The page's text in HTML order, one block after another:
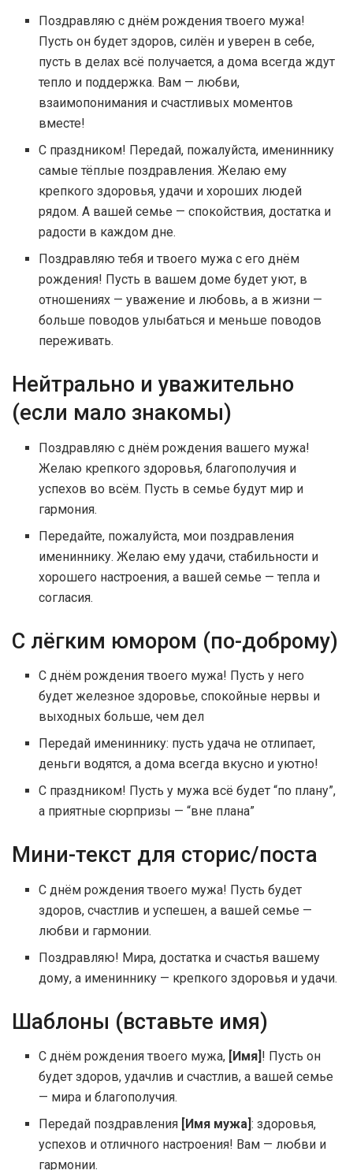
Поздравляю с днём рождения твоего мужа!
Пусть он будет здоров, силён и уверен в себе,
пусть в делах всё получается, а дома всегда ждут
тепло и поддержка. Вам — любви,
взаимопонимания и счастливых моментов
вместе!
С праздником! Передай, пожалуйста, имениннику
самые тёплые поздравления. Желаю ему
крепкого здоровья, удачи и хороших людей
рядом. А вашей семье — спокойствия, достатка и
радости в каждом дне.
Поздравляю тебя и твоего мужа с его днём
рождения! Пусть в вашем доме будет уют, в
отношениях — уважение и любовь, а в жизни —
больше поводов улыбаться и меньше поводов
переживать.
Нейтрально и уважительно
(если мало знакомы)
Поздравляю с днём рождения вашего мужа!
Желаю крепкого здоровья, благополучия и
успехов во всём. Пусть в семье будут мир и
гармония.
Передайте, пожалуйста, мои поздравления
имениннику. Желаю ему удачи, стабильности и
хорошего настроения, а вашей семье — тепла и
согласия.
С лёгким юмором (по-доброму)
С днём рождения твоего мужа! Пусть у него
будет железное здоровье, спокойные нервы и
выходных больше, чем дел
Передай имениннику: пусть удача не отлипает,
деньги водятся, а дома всегда вкусно и уютно!
С праздником! Пусть у мужа всё будет “по плану”,
а приятные сюрпризы — “вне плана”
Мини-текст для сторис/поста
С днём рождения твоего мужа! Пусть будет
здоров, счастлив и успешен, а вашей семье —
любви и гармонии.
Поздравляю! Мира, достатка и счастья вашему
дому, а имениннику — крепкого здоровья и удачи.
Шаблоны (вставьте имя)
С днём рождения твоего мужа, [Имя] ! Пусть он
будет здоров, удачлив и счастлив, а вашей семье
— мира и благополучия.
Передай поздравления
[Имя мужа]: здоровья,
успехов и отличного настроения! Вам — любви и
гармонии.